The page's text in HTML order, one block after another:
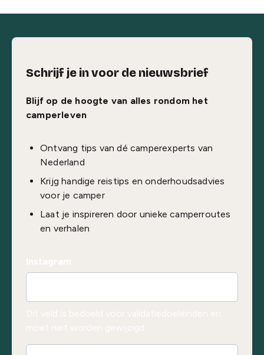
Schrijf je in voor de nieuwsbrief
Blijf op de hoogte van alles rondom het
camperleven
Ontvang tips van dé camperexperts van
Nederland
Krijg handige reistips en onderhoudsadvies
voor je camper
Laat je inspireren door unieke camperroutes
en verhalen